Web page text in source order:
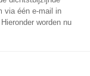
via één e-mail in
worden nu